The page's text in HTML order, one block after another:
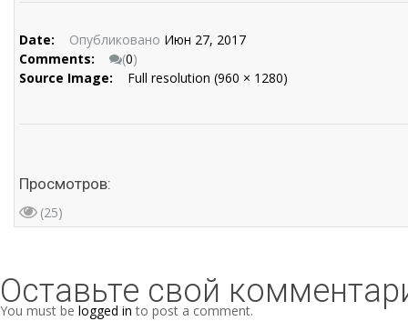
Date: Опубликовано Июн 27, 2017
Comments:
(0)
Source Image:
Full resolution (960 × 1280)
Просмотров:
(25)
Оставьте свой
You must be logged in to post a comment.